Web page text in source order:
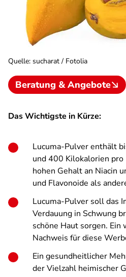
Quelle: sucharat / Fotolia
Beratung & Angebote
Das Wichtigste in Kürze:
Lucuma-Pulver enthält
und 400 Kilokalorien
hohen Gehalt an Niacin
und Flavonoide als
Lucuma-Pulver soll das
Verdauung in Schwung
schöne Haut sorgen. Ein
Nachweis für diese
Ein gesundheitlicher
der Vielzahl heimischer